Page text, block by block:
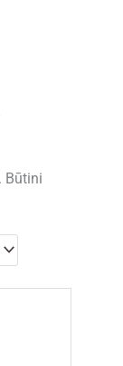
Būtini